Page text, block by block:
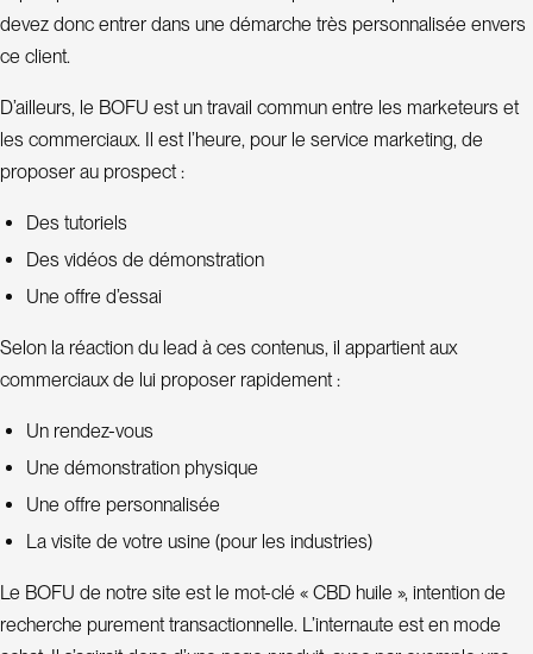
devez donc entrer dans une démarche très personnalisée envers
ce client.
D’ailleurs, le BOFU est un travail commun entre les marketeurs et
les commerciaux. Il est l’heure, pour le service marketing, de
proposer au prospect :
Des tutoriels
Des vidéos de démonstration
Une offre d’essai
Selon la réaction du lead à ces contenus, il appartient aux
commerciaux de lui proposer rapidement :
Un rendez-vous
Une démonstration physique
Une offre personnalisée
La visite de votre usine (pour les industries)
Le BOFU de notre site est le mot-clé « CBD huile », intention de
recherche purement transactionnelle. L’internaute est en mode